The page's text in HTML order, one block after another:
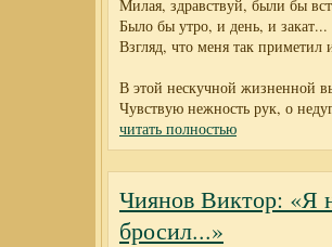
Милая, здравствуй, были бы
Было бы утро, и день, и закат...
Взгляд, что меня так приметил
В этой нескучной жизненной
Чувствую нежность рук, о
читать полностью
Чиянов Виктор: «Я
бросил...»